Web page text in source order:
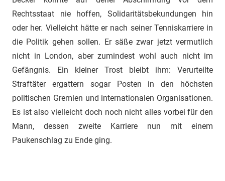
Rechtsstaat nie hoffen, Solidaritätsbekundungen hin
oder her. Vielleicht hätte er nach seiner Tenniskarriere in
die Politik gehen sollen. Er säße zwar jetzt vermutlich
nicht in London, aber zumindest wohl auch nicht im
Gefängnis. Ein kleiner Trost bleibt ihm: Verurteilte
Straftäter ergattern sogar Posten in den höchsten
politischen Gremien und internationalen Organisationen.
Es ist also vielleicht doch noch nicht alles vorbei für den
Mann, dessen zweite Karriere nun mit einem
Paukenschlag zu Ende ging.